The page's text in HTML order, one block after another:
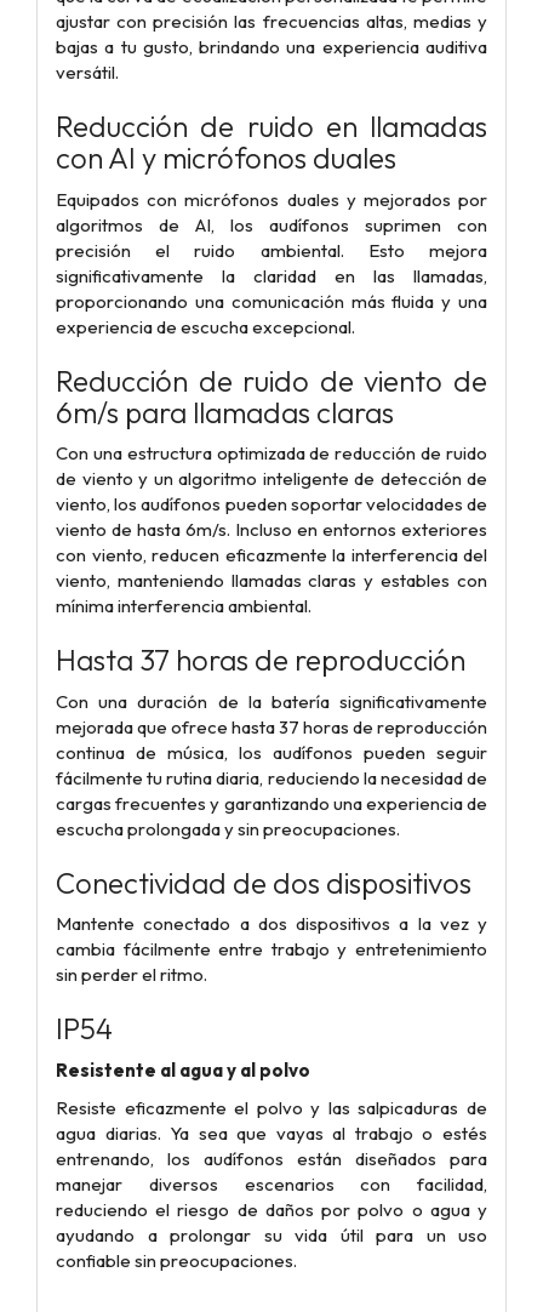
ajustar con precisión las frecuencias altas, medias y
bajas a tu gusto, brindando una experiencia auditiva
versátil.
Reducción de ruido en llamadas
con AI y micrófonos duales
Equipados con micrófonos duales y mejorados por
algoritmos de AI, los audífonos suprimen con
precisión el ruido ambiental. Esto mejora
significativamente la claridad en las llamadas,
proporcionando una comunicación más fluida y una
experiencia de escucha excepcional.
Reducción de ruido de viento de
6m/s para llamadas claras
Con una estructura optimizada de reducción de ruido
de viento y un algoritmo inteligente de detección de
viento, los audífonos pueden soportar velocidades de
viento de hasta 6m/s. Incluso en entornos exteriores
con viento, reducen eficazmente la interferencia del
viento, manteniendo llamadas claras y estables con
mínima interferencia ambiental.
Hasta 37 horas de reproducción
Con una duración de la batería significativamente
mejorada que ofrece hasta 37 horas de reproducción
continua de música, los audífonos pueden seguir
fácilmente tu rutina diaria, reduciendo la necesidad de
cargas frecuentes y garantizando una experiencia de
escucha prolongada y sin preocupaciones.
Conectividad de dos dispositivos
Mantente conectado a dos dispositivos a la vez y
cambia fácilmente entre trabajo y entretenimiento
sin perder el ritmo.
IP54
Resistente al agua y al polvo
Resiste eficazmente el polvo y las salpicaduras de
agua diarias. Ya sea que vayas al trabajo o estés
entrenando, los audífonos están diseñados para
manejar diversos escenarios con facilidad,
reduciendo el riesgo de daños por polvo o agua y
ayudando a prolongar su vida útil para un uso
confiable sin preocupaciones.